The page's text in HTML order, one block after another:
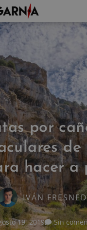
por
de
hacer a
IVÁN
19, 2019 Sin